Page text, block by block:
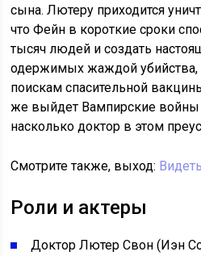
сына. Лютеру приходится
что Фейн в короткие сроки
тысяч людей и создать
одержимых жаждой убийства,
поискам спасительной
же выйдет Вампирские войны
насколько доктор в этом
Смотрите также, выход:
Роли и актеры
Доктор Лютер Свон (Иэн